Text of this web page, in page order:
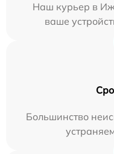
Наш курьер в
ваше
Большинство